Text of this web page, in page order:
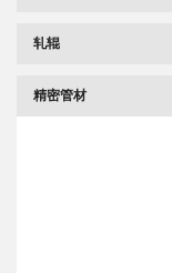
轧辊
精密管材